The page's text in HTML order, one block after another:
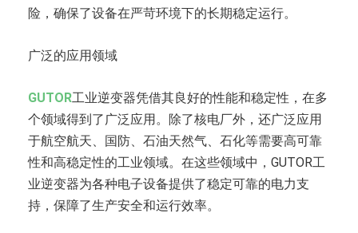
险，确保了设备在严苛环境下的长期稳定运行。
广泛的应用领域
GUTOR工业逆变器凭借其良好的性能和稳定性，在多
个领域得到了广泛应用。除了核电厂外，还广泛应用
于航空航天、国防、石油天然气、石化等需要高可靠
性和高稳定性的工业领域。在这些领域中，GUTOR工
业逆变器为各种电子设备提供了稳定可靠的电力支
持，保障了生产安全和运行效率。